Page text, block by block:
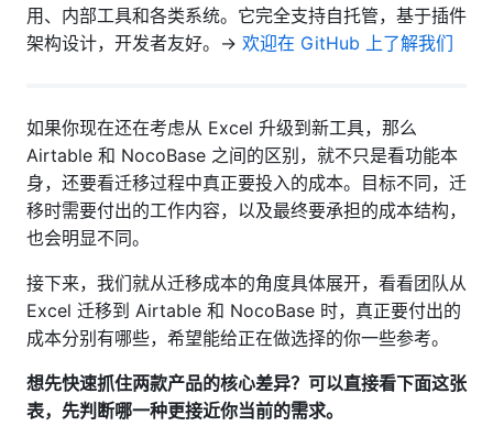
用、内部工具和各类系统。它完全支持自托管，基于插件
架构设计，开发者友好。→ 欢迎在 GitHub 上了解我们
如果你现在还在考虑从 Excel 升级到新工具，那么
Airtable 和 NocoBase 之间的区别，就不只是看功能本
身，还要看迁移过程中真正要投入的成本。目标不同，迁
移时需要付出的工作内容，以及最终要承担的成本结构，
也会明显不同。
接下来，我们就从迁移成本的角度具体展开，看看团队从
Excel 迁移到 Airtable 和 NocoBase 时，真正要付出的
成本分别有哪些，希望能给正在做选择的你一些参考。
想先快速抓住两款产品的核心差异？可以直接看下面这张
表，先判断哪一种更接近你当前的需求。